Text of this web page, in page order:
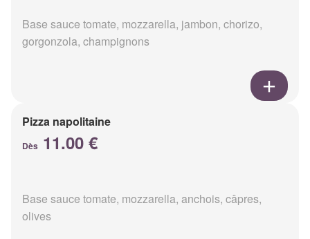
Base sauce tomate, mozzarella, jambon, chorizo,
gorgonzola, champignons
Pizza napolitaine
Dès 11.00 €
Base sauce tomate, mozzarella, anchois, câpres,
olives